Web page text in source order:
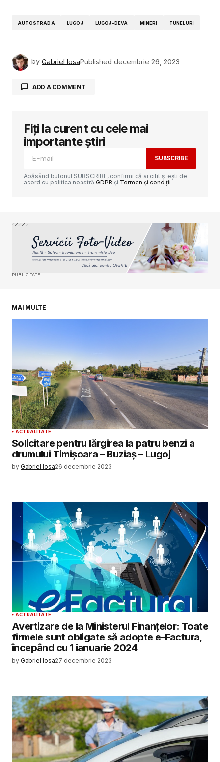
AUTOSTRADA LUGOJ LUGOJ-DEVA MINERI TUNELURI
by Gabriel IosaPublished decembrie 26, 2023
ADD A COMMENT
Adresa ta de email nu va fi publicată.
Câmpurile obligatorii sunt marcate cu
Your E-mail*
Fiți la curent cu cele mai
importante știri
SUBSCRIBE
Apăsând butonul SUBSCRIBE, confirmi că ai citit și ești de
acord cu politica noastră GDPR și Termen și condiții
PUBLICITATE
MAI MULTE
ACTUALITATE
Solicitare pentru lărgirea la patru benzi a
drumului Timișoara – Buziaș – Lugoj
by Gabriel Iosa26 decembrie 2023
ACTUALITATE
Avertizare de la Ministerul Finanțelor: Toate
firmele sunt obligate să adopte e-Factura,
începând cu 1 ianuarie 2024
by Gabriel Iosa27 decembrie 2023